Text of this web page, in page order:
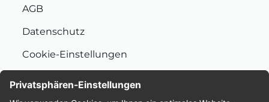
AGB
Datenschutz
Cookie-Einstellungen